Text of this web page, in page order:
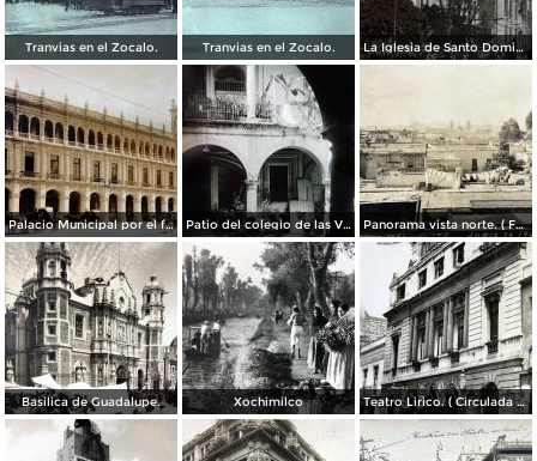
Tranvias en el Zocalo. Tranvias en el Zocalo. La Iglesia de Santo Domingo.
Palacio Municipal por el fotografo Hugo Brehme.. Patio del colegio de las Vizcainas por el fotografo Hugo Brehme. Panorama vista norte. ( Fechada el 20 de Junio de 1905 ).
Basilica de Guadalupe. Xochimilco Teatro Lirico. ( Circulada el 1 de Agosto de 1926 ).